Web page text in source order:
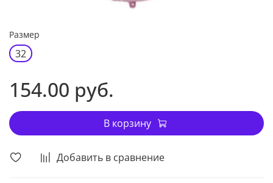
Добавить в сравнение
Размер
32
154.00 руб.
В корзину